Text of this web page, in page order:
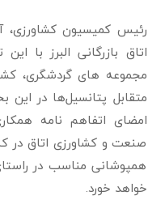
رئیس کمیسیون
اتاق بازرگانی البرز با
مجموعه های گردشگری،
متقابل پتانسیل‌ها در
امضای اتفاهم نامه
صنعت و کشاورزی اتاق در
همپوشانی مناسب در
خواهد خورد.